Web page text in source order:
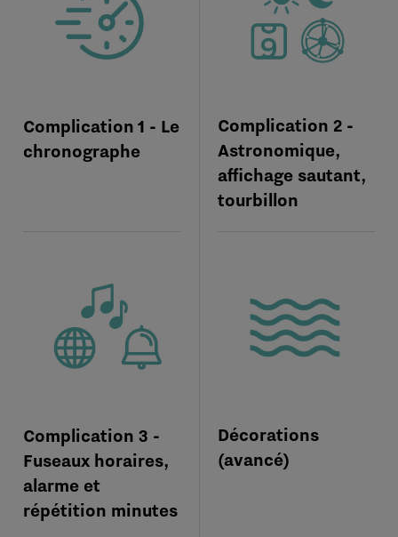
Complication 1 - Le
chronographe
Complication 2 -
Astronomique,
affichage sautant,
tourbillon
Complication 3 -
Fuseaux horaires,
alarme et
répétition minutes
Décorations
(avancé)